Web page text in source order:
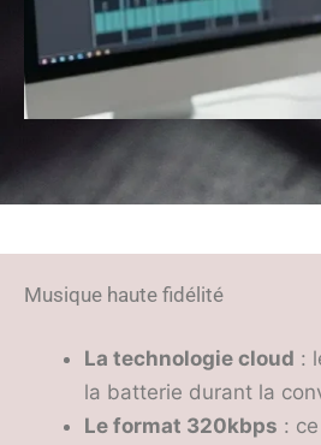
Musique haute fidélité
La technologie cloud :
la batterie durant la
Le format 320kbps :